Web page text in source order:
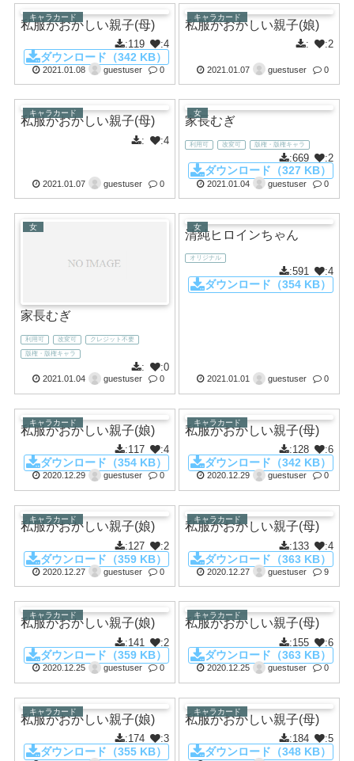
キャラカード
私服がおかしい親子(母)
:119 :4
2021.01.08 guestuser 0
ダウンロード（342 KB）
キャラカード
私服がおかしい親子(娘)
: :2
2021.01.07 guestuser 0
キャラカード
私服がおかしい親子(母)
: :4
2021.01.07 guestuser 0
女
家長むぎ
利用可 改変可 版権・版権キャラ
:669 :2
2021.01.04 guestuser 0
ダウンロード（327 KB）
女
家長むぎ
利用可 改変可
クレジット不要
版権・版権キャラ
: :0
2021.01.04 guestuser 0
女
清純ヒロインちゃん
オリジナル
:591 :4
2021.01.01 guestuser 0
ダウンロード（354 KB）
キャラカード
私服がおかしい親子(娘)
:117 :4
2020.12.29 guestuser 0
ダウンロード（354 KB）
キャラカード
私服がおかしい親子(母)
:128 :6
2020.12.29 guestuser 0
ダウンロード（342 KB）
キャラカード
私服がおかしい親子(娘)
:127 :2
2020.12.27 guestuser 0
ダウンロード（359 KB）
キャラカード
私服がおかしい親子(母)
:133 :4
2020.12.27 guestuser 9
ダウンロード（363 KB）
キャラカード
私服がおかしい親子(娘)
:141 :2
2020.12.25 guestuser 0
ダウンロード（359 KB）
キャラカード
私服がおかしい親子(母)
:155 :6
2020.12.25 guestuser 0
ダウンロード（363 KB）
キャラカード
私服がおかしい親子(娘)
:174 :3
ダウンロード（355 KB）
キャラカード
私服がおかしい親子(母)
:184 :5
ダウンロード（348 KB）